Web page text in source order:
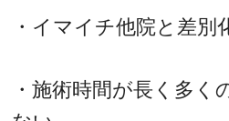
・イマイチ他院と差別
・施術時間が長く多く